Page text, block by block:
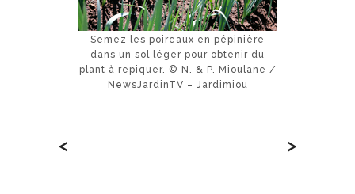
Semez les poireaux en pépinière
dans un sol léger pour obtenir du
plant à repiquer. © N. & P. Mioulane /
NewsJardinTV – Jardimiou
< >